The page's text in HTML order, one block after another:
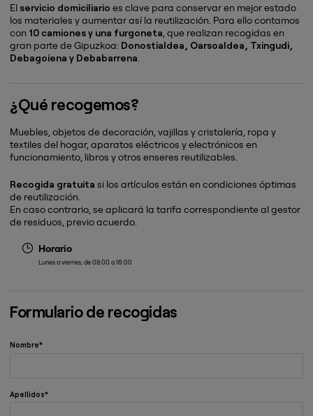
El servicio domiciliario es clave para conservar en mejor estado
los materiales y aumentar así la reutilización. Para ello contamos
con 10 camiones y una furgoneta, que realizan recogidas en
gran parte de Gipuzkoa: Donostialdea, Oarsoaldea, Txingudi,
Debagoiena y Debabarrena.
¿Qué recogemos?
Muebles, objetos de decoración, vajillas y cristalería, ropa y
textiles del hogar, aparatos eléctricos y electrónicos en
funcionamiento, libros y otros enseres reutilizables.
Recogida gratuita si los artículos están en condiciones óptimas
de reutilización.
En caso contrario, se aplicará la tarifa correspondiente al gestor
de residuos, previo acuerdo.
Horario
Lunes a viernes, de 08:00 a 16:00
Formulario de recogidas
Nombre
Apellidos